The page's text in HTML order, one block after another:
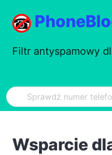
Filtr antyspamowy
Wsparcie